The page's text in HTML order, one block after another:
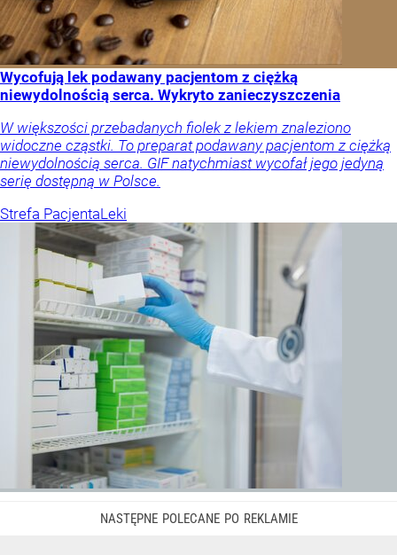
Wycofują lek podawany pacjentom z ciężką
niewydolnością serca. Wykryto zanieczyszczenia
W większości przebadanych fiolek z lekiem znaleziono
widoczne cząstki. To preparat podawany pacjentom z ciężką
niewydolnością serca. GIF natychmiast wycofał jego jedyną
serię dostępną w Polsce.
Strefa PacjentaLeki